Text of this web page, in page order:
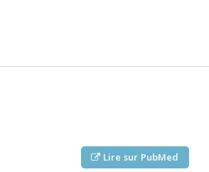
Lire sur PubMed